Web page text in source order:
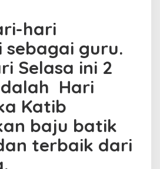
p
k
hari
guru.
Selasa ini 2
Hari
Katib
baju batik
terbaik dari